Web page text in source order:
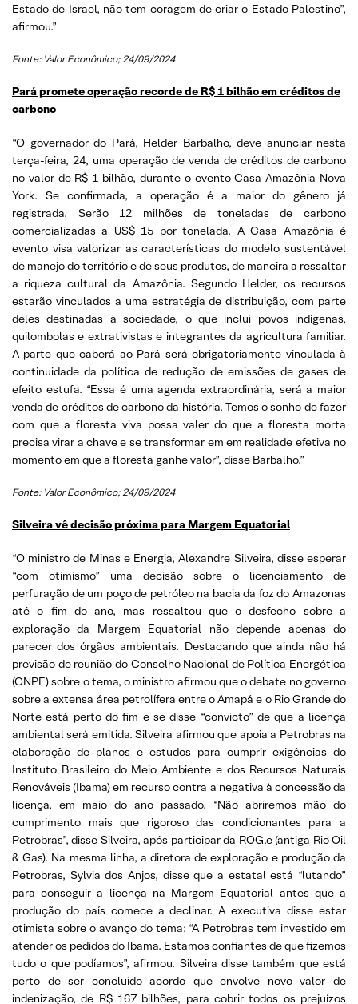
Estado de Israel, não tem coragem de criar o Estado Palestino”,
afirmou.”
Fonte: Valor Econômico; 24/09/2024
Pará promete operação recorde de R$ 1 bilhão em créditos de
carbono
“O governador do Pará, Helder Barbalho, deve anunciar nesta
terça-feira, 24, uma operação de venda de créditos de carbono
no valor de R$ 1 bilhão, durante o evento Casa Amazônia Nova
York. Se confirmada, a operação é a maior do gênero já
registrada. Serão 12 milhões de toneladas de carbono
comercializadas a US$ 15 por tonelada. A Casa Amazônia é
evento visa valorizar as características do modelo sustentável
de manejo do território e de seus produtos, de maneira a ressaltar
a riqueza cultural da Amazônia. Segundo Helder, os recursos
estarão vinculados a uma estratégia de distribuição, com parte
deles destinadas à sociedade, o que inclui povos indígenas,
quilombolas e extrativistas e integrantes da agricultura familiar.
A parte que caberá ao Pará será obrigatoriamente vinculada à
continuidade da política de redução de emissões de gases de
efeito estufa. “Essa é uma agenda extraordinária, será a maior
venda de créditos de carbono da história. Temos o sonho de fazer
com que a floresta viva possa valer do que a floresta morta
precisa virar a chave e se transformar em em realidade efetiva no
momento em que a floresta ganhe valor”, disse Barbalho.”
Fonte: Valor Econômico; 24/09/2024
Silveira vê decisão próxima para Margem Equatorial
“O ministro de Minas e Energia, Alexandre Silveira, disse esperar
“com otimismo” uma decisão sobre o licenciamento de
perfuração de um poço de petróleo na bacia da foz do Amazonas
até o fim do ano, mas ressaltou que o desfecho sobre a
exploração da Margem Equatorial não depende apenas do
parecer dos órgãos ambientais. Destacando que ainda não há
previsão de reunião do Conselho Nacional de Política Energética
(CNPE) sobre o tema, o ministro afirmou que o debate no governo
sobre a extensa área petrolífera entre o Amapá e o Rio Grande do
Norte está perto do fim e se disse “convicto” de que a licença
ambiental será emitida. Silveira afirmou que apoia a Petrobras na
elaboração de planos e estudos para cumprir exigências do
Instituto Brasileiro do Meio Ambiente e dos Recursos Naturais
Renováveis (Ibama) em recurso contra a negativa à concessão da
licença, em maio do ano passado. “Não abriremos mão do
cumprimento mais que rigoroso das condicionantes para a
Petrobras”, disse Silveira, após participar da ROG.e (antiga Rio Oil
& Gas). Na mesma linha, a diretora de exploração e produção da
Petrobras, Sylvia dos Anjos, disse que a estatal está “lutando”
para conseguir a licença na Margem Equatorial antes que a
produção do país comece a declinar. A executiva disse estar
otimista sobre o avanço do tema: “A Petrobras tem investido em
atender os pedidos do Ibama. Estamos confiantes de que fizemos
tudo o que podíamos”, afirmou. Silveira disse também que está
perto de ser concluído acordo que envolve novo valor de
indenização, de R$ 167 bilhões, para cobrir todos os prejuízos